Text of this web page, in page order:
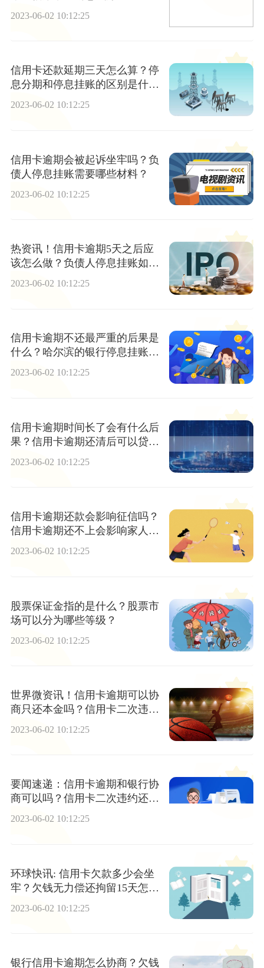
2023-06-02 10:12:25
信用卡还款延期三天怎么算？停
息分期和停息挂账的区别是什
么？
2023-06-02 10:12:25
信用卡逾期会被起诉坐牢吗？负
债人停息挂账需要哪些材料？
2023-06-02 10:12:25
热资讯！信用卡逾期5天之后应
该怎么做？负债人停息挂账如何
进行申请？
2023-06-02 10:12:25
信用卡逾期不还最严重的后果是
什么？哈尔滨的银行停息挂账政
策有哪些？ 世界信息
2023-06-02 10:12:25
信用卡逾期时间长了会有什么后
果？信用卡逾期还清后可以贷款
2023-06-02 10:12:25
信用卡逾期还款会影响征信吗？
信用卡逾期还不上会影响家人
吗？|焦点报道
2023-06-02 10:12:25
股票保证金指的是什么？股票市
场可以分为哪些等级？
2023-06-02 10:12:25
世界微资讯！信用卡逾期可以协
商只还本金吗？信用卡二次违约
2023-06-02 10:12:25
要闻速递：信用卡逾期和银行协
商可以吗？信用卡二次违约还可
以协商吗？
2023-06-02 10:12:25
环球快讯: 信用卡欠款多少会坐
牢？欠钱无力偿还拘留15天怎么
2023-06-02 10:12:25
银行信用卡逾期怎么协商？欠钱